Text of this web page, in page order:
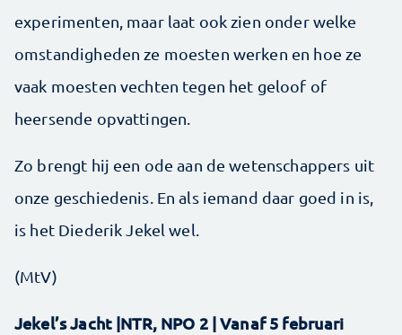
experimenten, maar laat ook zien onder welke
omstandigheden ze moesten werken en hoe ze
vaak moesten vechten tegen het geloof of
heersende opvattingen.
Zo brengt hij een ode aan de wetenschappers uit
onze geschiedenis. En als iemand daar goed in is,
is het Diederik Jekel wel.
(MtV)
Jekel’s Jacht |NTR, NPO 2 | Vanaf 5 februari